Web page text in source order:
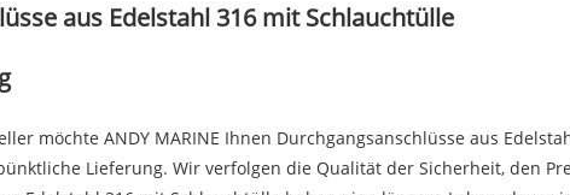
aus Edelstahl 316 mit Schlauchtülle
möchte ANDY MARINE Ihnen Durchgangsanschlüsse aus
Lieferung. Wir verfolgen die Qualität der Sicherheit, den